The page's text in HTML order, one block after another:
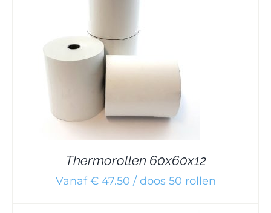
Thermorollen 60x60x12
Vanaf € 47.50 / doos 50 rollen